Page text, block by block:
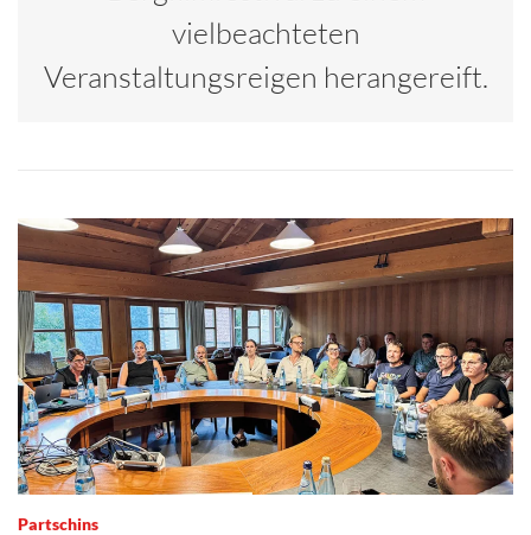
vielbeachteten
Veranstaltungsreigen herangereift.
Partschins